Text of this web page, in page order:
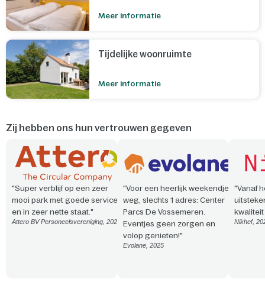
Meer informatie
Tijdelijke woonruimte
Meer informatie
Zij hebben ons hun vertrouwen gegeven
"Super verblijf op een zeer
mooi park met goede service
en in zeer nette staat."
Attero BV Personeelsvereniging, 2026
"Voor een heerlijk weekendje
weg, slechts 1 adres: Center
Parcs De Vossemeren.
Eventjes geen zorgen en
volop genieten!"
Evolane, 2025
"Vanaf
Nikhef,